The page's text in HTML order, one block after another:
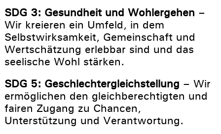
SDG 3: Gesundheit und Wohlergehen –
Wir kreieren ein Umfeld, in dem
Selbstwirksamkeit, Gemeinschaft und
Wertschätzung erlebbar sind und das
seelische Wohl stärken.
SDG 5: Geschlechtergleichstellung – Wir
ermöglichen den gleichberechtigten und
fairen Zugang zu Chancen,
Unterstützung und Verantwortung.